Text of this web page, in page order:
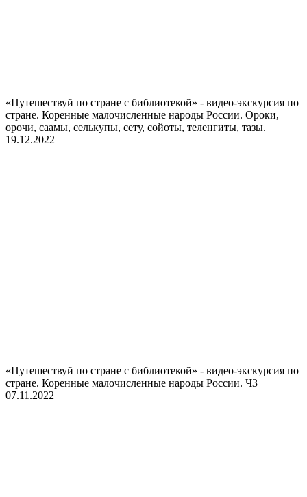
«Путешествуй по стране с библиотекой» - видео-экскурсия по
стране. Коренные малочисленные народы России. Ороки,
орочи, саамы, селькупы, сету, сойоты, теленгиты, тазы.
19.12.2022
«Путешествуй по стране с библиотекой» - видео-экскурсия по
стране. Коренные малочисленные народы России. Ч3
07.11.2022